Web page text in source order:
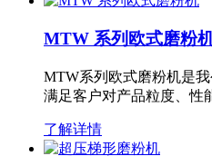
MTW 系列欧式磨粉
MTW系列欧式磨粉机是
满足客户对产品粒度、性
了解详情